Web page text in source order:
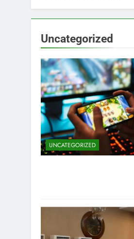
Uncategorized
UNCATEGORIZED